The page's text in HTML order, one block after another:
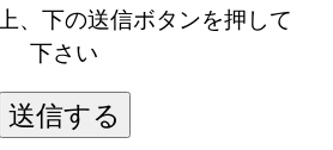
、下の送信ボタンを押して
下さい